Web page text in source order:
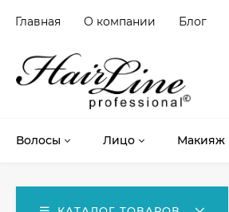
Главная О компании Блог
Волосы Лицо Макияж